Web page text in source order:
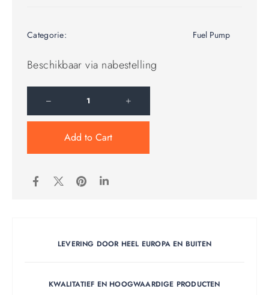
Categorie: Fuel Pump
Beschikbaar via nabestelling
Add to Cart
LEVERING DOOR HEEL EUROPA EN BUITEN
KWALITATIEF EN HOOGWAARDIGE PRODUCTEN